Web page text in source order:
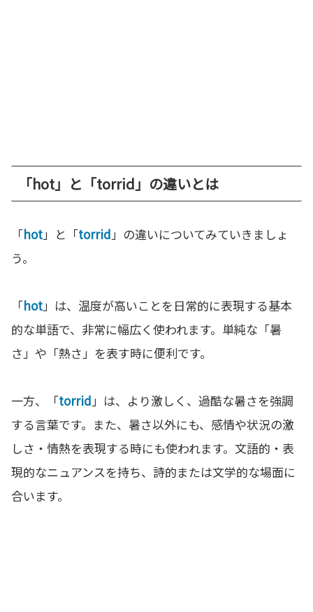
「hot」と「torrid」の違いとは
「hot」と「torrid」の違いについてみていきましょ
う。
「hot」は、温度が高いことを日常的に表現する基本
的な単語で、非常に幅広く使われます。単純な「暑
さ」や「熱さ」を表す時に便利です。
一方、「torrid」は、より激しく、過酷な暑さを強調
する言葉です。また、暑さ以外にも、感情や状況の激
しさ・情熱を表現する時にも使われます。文語的・表
現的なニュアンスを持ち、詩的または文学的な場面に
合います。